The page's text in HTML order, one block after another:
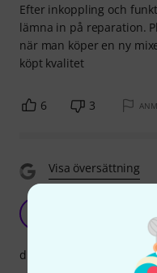
Efter inkoppling och
lämna in på reparation.
när man köper en ny
köpt kvalitet
6 3
Visa översättning
drift